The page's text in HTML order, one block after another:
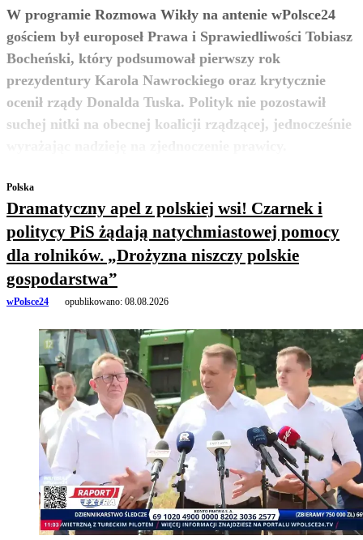
W programie Rozmowa Wikły na antenie wPolsce24
gościem był europoseł Prawa i Sprawiedliwości Tobiasz
Bocheński, który podsumował pierwszy rok
prezydentury Karola Nawrockiego oraz krytycznie
ocenił rządy Donalda Tuska. Polityk nie pozostawił
suchej nitki na obecnej koalicji rządzącej, jednocześnie
zobacz więcej
Polska
Dramatyczny apel z polskiej wsi! Czarnek i
politycy PiS żądają natychmiastowej pomocy
dla rolników. „Drożyzna niszczy polskie
gospodarstwa”
wPolsce24 opublikowano: 08.08.2026